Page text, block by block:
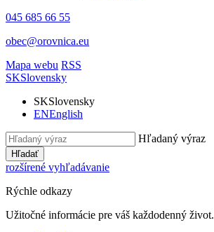
045 685 66 55
obec@orovnica.eu
Mapa webu RSS
SKSlovensky
SKSlovensky
ENEnglish
Hľadaný výraz
Hľadať
rozšírené vyhľadávanie
Rýchle odkazy
Užitočné informácie pre váš každodenný život.